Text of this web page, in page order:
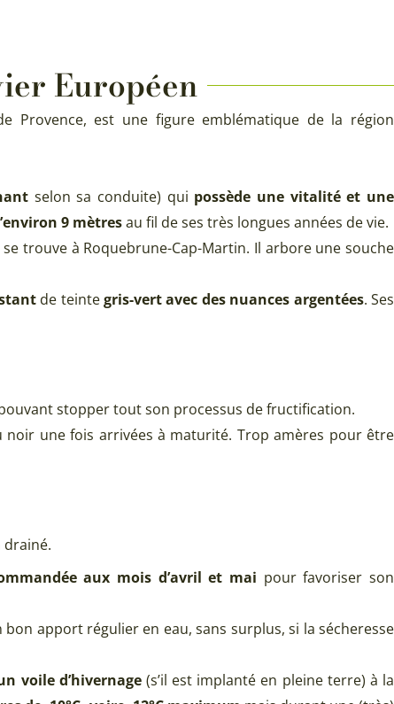
Européen
Provence, est une figure emblématique de la région
selon sa conduite) qui possède une vitalité et une
9 mètresau fil de ses très longues années de vie.
trouve à Roquebrune-Cap-Martin. Il arbore une souche
de teintegris-vert avec des nuances argentées. Ses
stopper tout son processus de fructification.
une fois arrivées à maturité. Trop amères pour être
aux mois d’avril et mai pour favoriser son
apport régulier en eau, sans surplus, si la sécheresse
voile d’hivernage(s’il est implanté en pleine terre) à la